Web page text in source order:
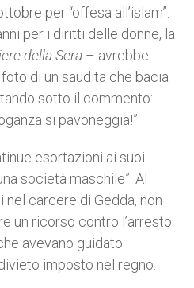
per “offesa all’islam”.
per i diritti delle donne, la
della Sera – avrebbe
di un saudita che bacia
sotto il commento:
si pavoneggia!”.
esortazioni ai suoi
società maschile”. Al
nel carcere di Gedda, non
un ricorso contro l’arresto
avevano guidato
imposto nel regno.